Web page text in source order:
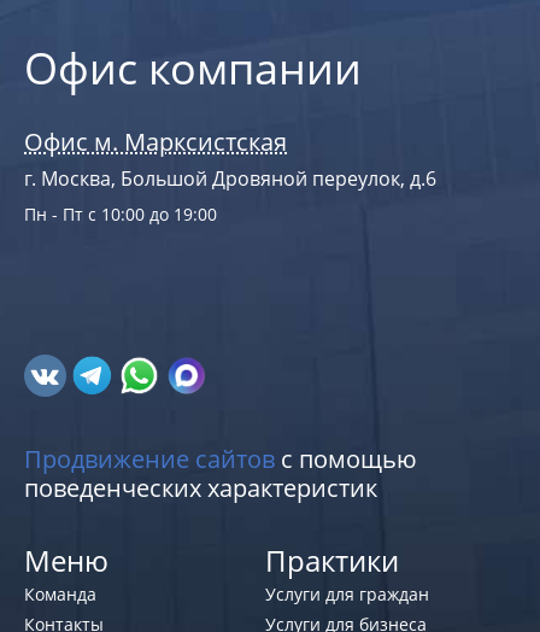
Офис компании
Офис м. Марксистская
г. Москва, Большой Дровяной переулок, д.6
Пн - Пт с 10:00 до 19:00
Продвижение сайтов с помощью
поведенческих характеристик
Меню
Команда
Контакты
Практики
Услуги для граждан
Услуги для бизнеса